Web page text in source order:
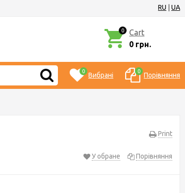
RU UA
0
Cart
0 грн.
0 Вибрані 0 Порівняння
Print
У обране Порівняння